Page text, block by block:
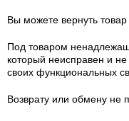
Вы можете вернуть
Под товаром
который неисправен и
своих функциональных
Возврату или обмену не